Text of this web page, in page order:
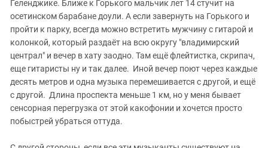
Геленджике. Ближе к Горького мальчик лет 14 стучит на
осетинском барабане доули. А если завернуть на Горького и
пройти к парку, всегда можно встретить мужчину с гитарой и
колонкой, который раздаёт на всю округу "владимирский
централ" и вечер в хату заодно. Там ещё флейтистка, скрипач,
еще гитаристы ну и так далее. Иной вечер поют через каждые
десять метров и одна музыка перемешивается с другой, и ещё
с другой. Длина проспекта меньше 1 км, но у меня бывает
сенсорная перегрузка от этой какофонии и хочется просто
побыстрей убраться оттуда.